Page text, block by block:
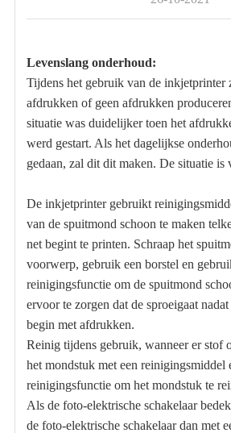
Levenslang onderhoud:
Tijdens het gebruik van de inkjetprinter
afdrukken of geen afdrukken
situatie was duidelijker toen het
werd gestart. Als het dagelijkse
gedaan, zal dit dit maken. De situatie is
De inkjetprinter gebruikt
van de spuitmond schoon te maken
net begint te printen. Schraap het
voorwerp, gebruik een borstel en
reinigingsfunctie om de spuitmond
ervoor te zorgen dat de sproeigaat
begin met afdrukken.
Reinig tijdens gebruik, wanneer er stof
het mondstuk met een reinigingsmiddel
reinigingsfunctie om het mondstuk te
Als de foto-elektrische schakelaar
de foto-elektrische schakelaar dan met